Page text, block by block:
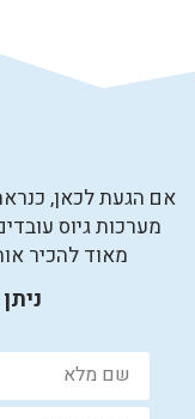
אם הגעת לכאן,
מאוד להכיר